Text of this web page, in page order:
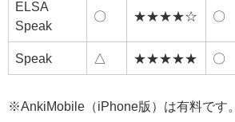
ELSA
Speak
〇 ★★★★☆ 〇
Speak △ ★★★★★ 〇
※AnkiMobile（iPhone版）は有料です。